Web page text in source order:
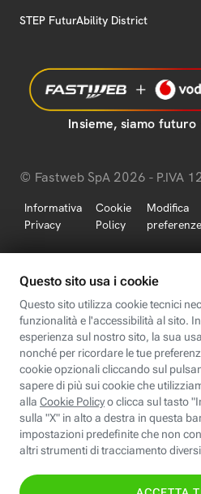
STEP FuturAbility District
Insieme, siamo futuro
© Fastweb SpA 2026 - P.IVA
Informativa
Privacy
Cookie
Policy
Modifica